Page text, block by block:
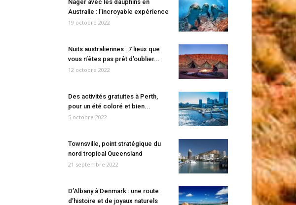
Nager avec les dauphins en
Australie : l’incroyable expérience
19 octobre 2022
Nuits australiennes : 7 lieux que
vous n’êtes pas prêt d’oublier...
12 octobre 2022
Des activités gratuites à Perth,
pour un été coloré et bien...
5 octobre 2022
Townsville, point stratégique du
nord tropical Queensland
21 septembre 2022
D’Albany à Denmark : une route
d’histoire et de joyaux naturels